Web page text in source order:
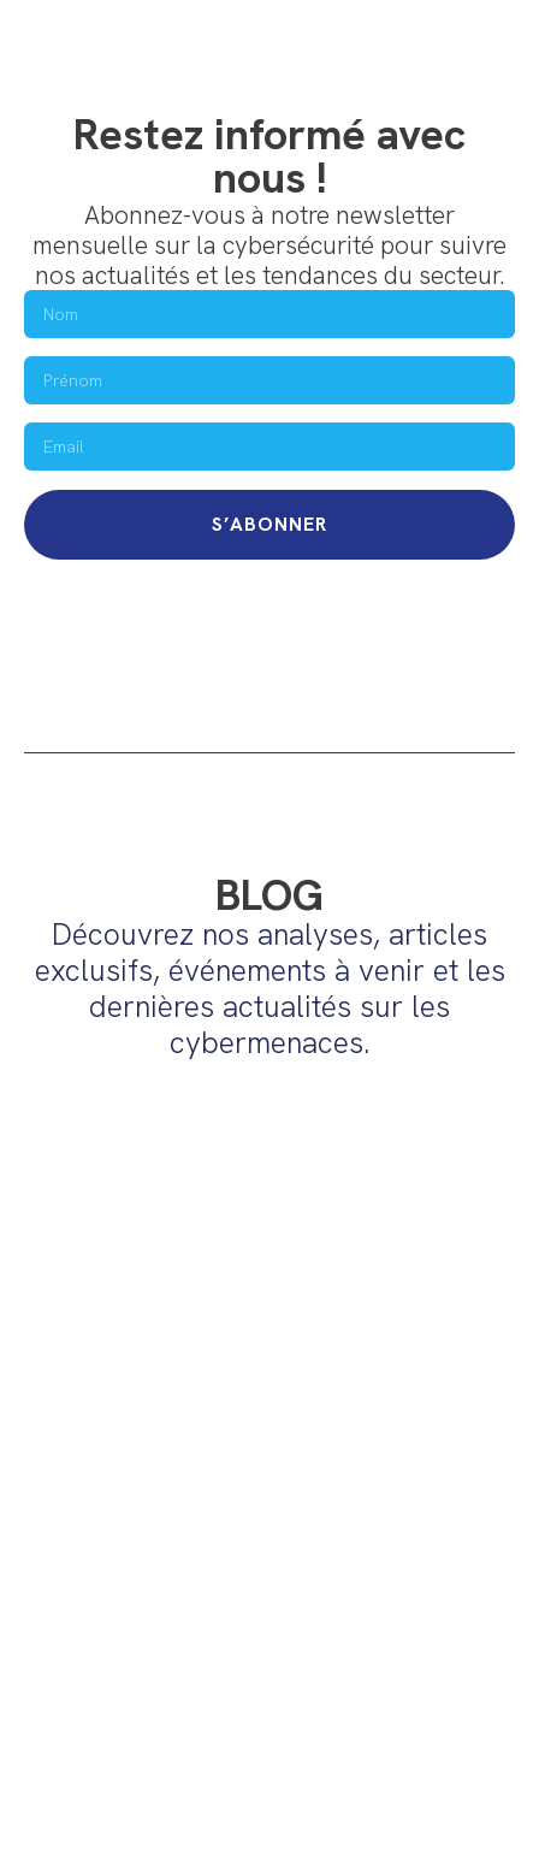
Restez informé avec
nous !
Abonnez-vous à notre newsletter
mensuelle sur la cybersécurité pour suivre
nos actualités et les tendances du secteur.
S’ABONNER
BLOG
Découvrez nos analyses, articles
exclusifs, événements à venir et les
dernières actualités sur les
cybermenaces.